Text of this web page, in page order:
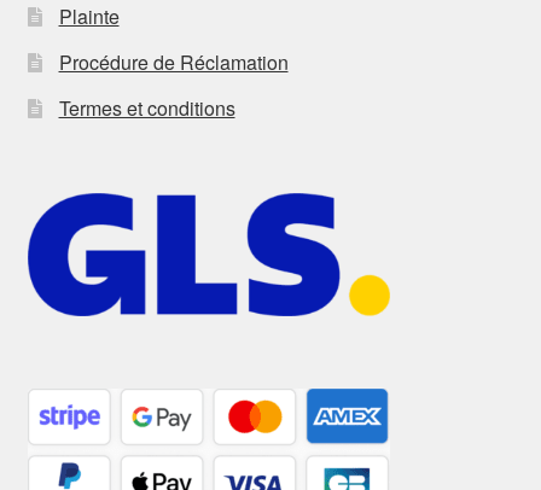
Plainte
Procédure de Réclamation
Termes et conditions